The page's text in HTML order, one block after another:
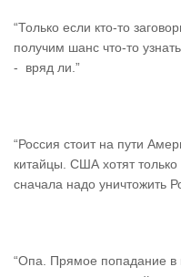
“Только если кто-то
получим шанс что-то
- вряд ли.”
“Россия стоит на пути
китайцы. США хотят
сначала надо уничтожить
“Опа. Прямое попадание в